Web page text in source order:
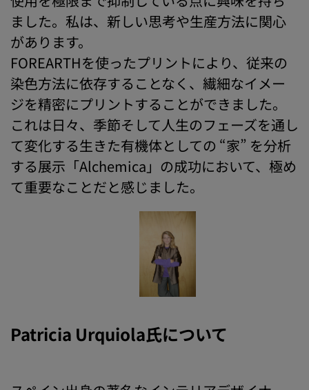
ました。私は、新しい思考や生産方法に関心
があります。
FOREARTHを使ったプリントにより、従来の
染色方法に依存することなく、繊細なイメー
ジを精密にプリントすることができました。
これは日々、季節そして人生のフェーズを通し
て変化する生きた有機体としての “家” を分析
する展示「Alchemica」の成功において、極め
て重要なことだと感じました。
Patricia Urquiola氏について